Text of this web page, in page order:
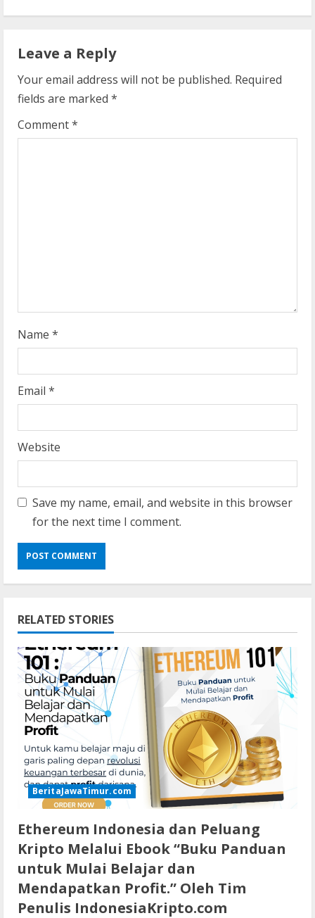
u
e
R
Leave a Reply
Your email address will not be published. Required
fields are marked *
Comment*
Name *
Email *
Website
Save my name, email, and website in this browser
for the next time I comment.
RELATED STORIES
BeritaJawaTimur.com
Ethereum Indonesia dan Peluang
Kripto Melalui Ebook “Buku Panduan
untuk Mulai Belajar dan
Mendapatkan Profit.” Oleh Tim
Penulis IndonesiaKripto.com